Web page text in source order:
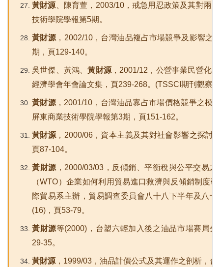
黃財源 、陳育萱，2003/10，戒急用忍政策及其對兩
技術學院學報第5期。
黃財源 ，2002/10，台灣油品複占市場競爭及影響之
期，頁129-140。
吳世傑、黃鴻、黃財源，2001/12，公營事業民營化
經濟學會年會論文集，頁239-268。(TSSCI期刊觀察
黃財源 ，2001/10，台灣油品寡占市場價格競爭之模
屏東商業技術學院學報第3期，頁151-162。
黃財源 ，2000/06，資本主義及其對社會影響之探討
頁87-104。
黃財源 ，2000/03/03，反傾銷、平衡稅與公平交易
（WTO）企業如何利用貿易進口救濟與反傾銷制度
際貿易系主辦，貿易調查委員會八十八下半年及八
(16)，頁53-79。
黃財源等(2000)，台塑六輕加入後之油品市場賽局
29-35。
黃財源 ，1999/03，油品計價公式及其運作之剖析，